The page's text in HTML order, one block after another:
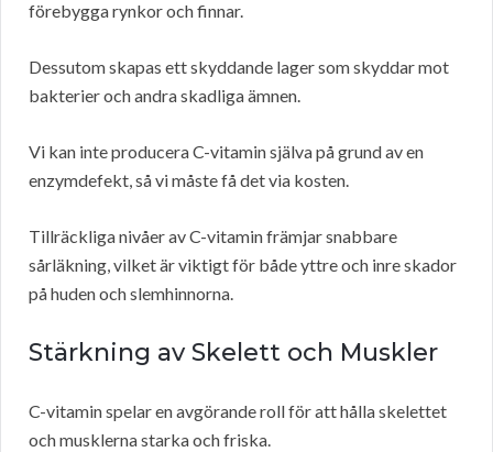
förebygga rynkor och finnar.
Dessutom skapas ett skyddande lager som skyddar mot
bakterier och andra skadliga ämnen.
Vi kan inte producera C-vitamin själva på grund av en
enzymdefekt, så vi måste få det via kosten.
Tillräckliga nivåer av C-vitamin främjar snabbare
sårläkning, vilket är viktigt för både yttre och inre skador
på huden och slemhinnorna.
Stärkning av Skelett och Muskler
C-vitamin spelar en avgörande roll för att hålla skelettet
och musklerna starka och friska.